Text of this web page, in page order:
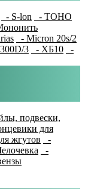
- S-lon
- TOHO
- Micron 20s/2
3 - ХБ10
-
подвески,
для
жгутов
-
-